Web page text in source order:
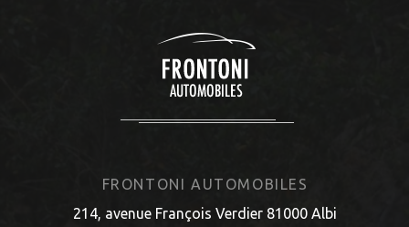
FRONTONI AUTOMOBILES
214, avenue François Verdier 81000 Albi